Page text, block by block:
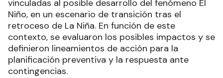
vinculadas al posible desarrollo del fenómeno El
Niño, en un escenario de transición tras el
retroceso de La Niña. En función de este
contexto, se evaluaron los posibles impactos y se
definieron lineamientos de acción para la
planificación preventiva y la respuesta ante
contingencias.